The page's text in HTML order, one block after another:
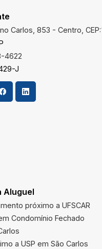
local com alto potencial
garantido. Localização
em São Carlos, este terreno
com principais vias
a logística e
na Avenida Getúlio
entradas da cidade,
e construtores que buscam
continuamente.
se você deseja
ou comerciais em
crescente e infraestrutura
Carlos, 853 - Centro, CEP:
4622
J
Aluguel
próximo a UFSCAR
Condomínio Fechado
a USP em São Carlos